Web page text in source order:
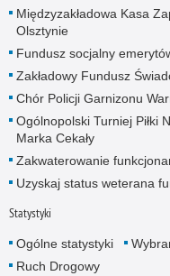
Międzyzakładowa Kasa
Olsztynie
Fundusz socjalny
Zakładowy Fundusz
Chór Policji Garnizonu
Ogólnopolski Turniej Piłki
Marka Cekały
Zakwaterowanie
Uzyskaj status weterana
Statystyki
Ogólne statystyki
Ruch Drogowy